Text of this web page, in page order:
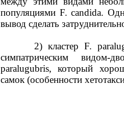
популяциями F. candida.
вывод сделать
2) кластер F.
симпатрическим
paralugubris, который
самок (особенности